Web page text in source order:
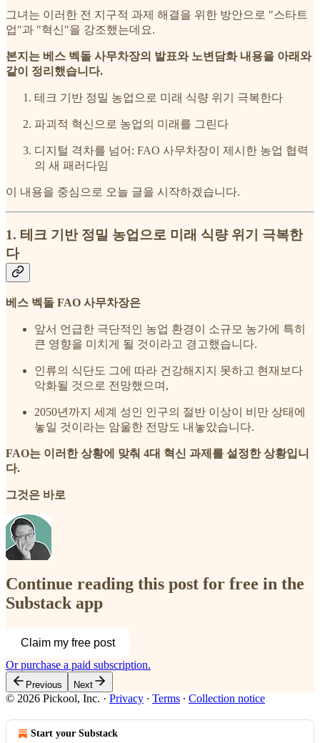
그녀는 이러한 전 지구적 과제 해결을 위한 방안으로 "스타트
업"과 "혁신"을 강조했는데요.
본지는 베스 벡돌 사무차장의 발표와 노변담화 내용을 아래와
같이 정리했습니다.
테크 기반 정밀 농업으로 미래 식량 위기 극복한다
파괴적 혁신으로 농업의 미래를 그린다
디지털 격차를 넘어: FAO 사무차장이 제시한 농업 협력
의 새 패러다임
이 내용을 중심으로 오늘 글을 시작하겠습니다.
1. 테크 기반 정밀 농업으로 미래 식량 위기 극복한
다
베스 벡돌 FAO 사무차장은
앞서 언급한 극단적인 농업 환경이 소규모 농가에 특히
큰 영향을 미치게 될 것이라고 경고했습니다.
인류의 식단도 그에 따라 건강해지지 못하고 현재보다
악화될 것으로 전망했으며,
2050년까지 세계 성인 인구의 절반 이상이 비만 상태에
놓일 것이라는 암울한 전망도 내놓았습니다.
FAO는 이러한 상황에 맞춰 4대 혁신 과제를 설정한 상황입니
다.
그것은 바로
Continue reading this post for free in the
Substack app
Claim my free post
Or purchase a paid subscription.
Previous Next
© 2026 Pickool, Inc. · Privacy ∙ Terms ∙ Collection notice
Start your Substack